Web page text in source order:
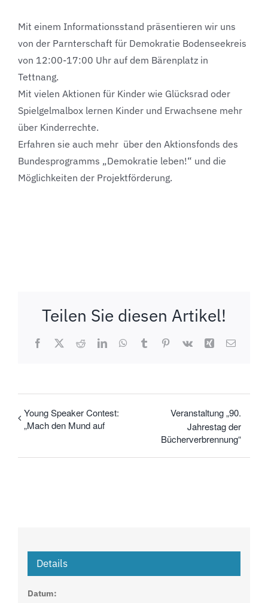
Mit einem Informationsstand präsentieren wir uns
von der Parnterschaft für Demokratie Bodenseekreis
von 12:00-17:00 Uhr auf dem Bärenplatz in
Tettnang.
Mit vielen Aktionen für Kinder wie Glücksrad oder
Spielgelmalbox lernen Kinder und Erwachsene mehr
über Kinderrechte.
Erfahren sie auch mehr über den Aktionsfonds des
Bundesprogramms „Demokratie leben!“ und die
Möglichkeiten der Projektförderung.
Teilen Sie diesen Artikel!
Facebook
X RedditLinkedInWhatsApp
TumblrPinterest
Vk Xing E-
Young Speaker Contest:
„Mach den Mund auf
Veranstaltung „90.
Jahrestag der
Bücherverbrennung“
Details
Datum: